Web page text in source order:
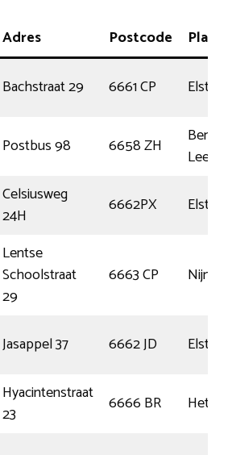
Adres Postcode
Plaats
Bachstraat 29 6661 CP
Elst
Postbus 98 6658 ZH
Celsiusweg
24H
6662PX Elst
Lentse
Schoolstraat
29
6663 CP
Jasappel 37 6662 JD
Elst
Hyacintenstraat
23
6666 BR